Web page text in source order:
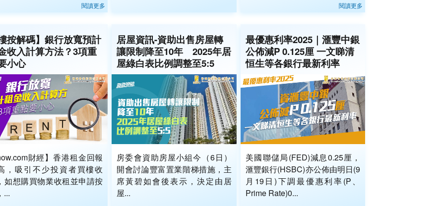
閱讀更多 閱讀更多
樓按解碼】銀行放寬預計
收入計算方法？3項重
小心
財經】香港租金回報
，吸引不少投資者買樓收
如想購買物業收租並申請按
...
居屋資訊-資助出售房屋轉
讓限制降至10年 2025年居
屋綠白表比例調整至5:5
房委會資助房屋小組今（6日）
開會討論豐富置業階梯措施，主
席黃碧如會後表示，決定由居
屋...
最優惠利率2025｜滙豐中銀
公佈減P 0.125厘 一文睇清
恒生等各銀行最新利率
美國聯儲局(FED)減息0.25厘，
滙豐銀行(HSBC)亦公佈由明日(9
月19日)下調最優惠利率(P、
Prime Rate)0...